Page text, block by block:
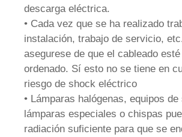
descarga eléctrica.
• Cada vez que se ha realizado
instalación, trabajo de servicio,
asegurese de que el cableado
ordenado. Sí esto no se tiene en
riesgo de shock eléctrico
• Lámparas halógenas, equipos de
lámparas especiales o chispas
radiación suficiente para que se